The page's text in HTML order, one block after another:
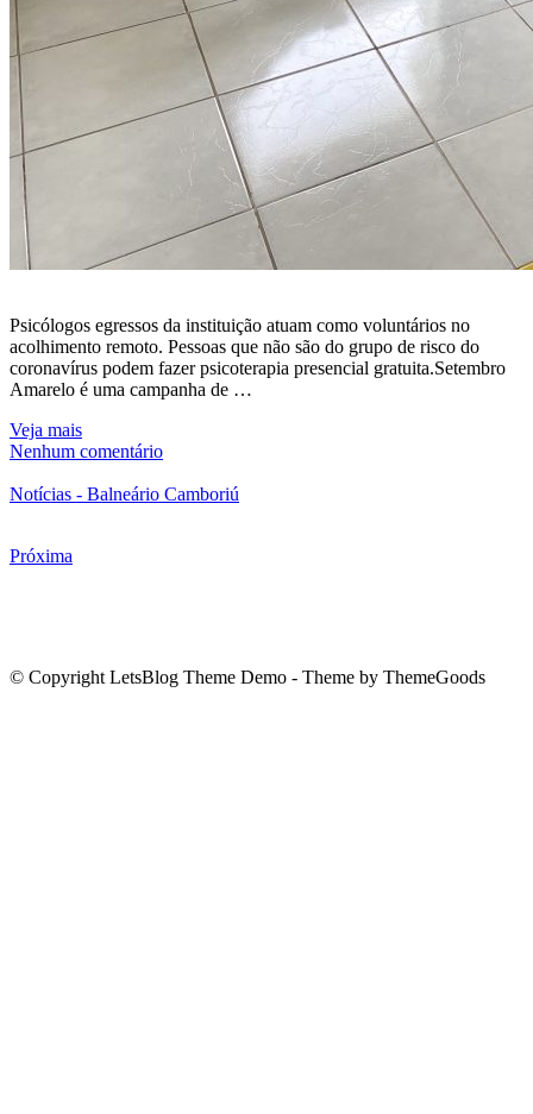
Psicólogos egressos da instituição atuam como voluntários no
acolhimento remoto. Pessoas que não são do grupo de risco do
coronavírus podem fazer psicoterapia presencial gratuita.Setembro
Amarelo é uma campanha de …
Veja mais
Nenhum comentário
Notícias - Balneário Camboriú
Próxima
© Copyright LetsBlog Theme Demo - Theme by ThemeGoods